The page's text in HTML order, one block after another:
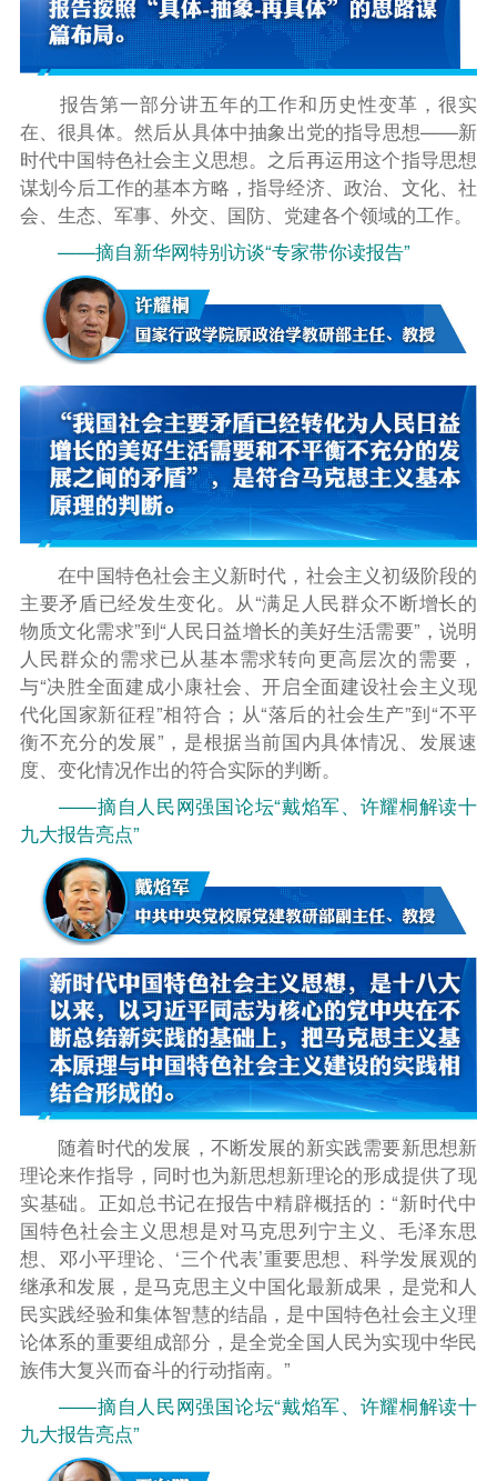
报告第一部分讲五年的工作和历史性变革，很实
在、很具体。然后从具体中抽象出党的指导思想——新
时代中国特色社会主义思想。之后再运用这个指导思想
谋划今后工作的基本方略，指导经济、政治、文化、社
会、生态、军事、外交、国防、党建各个领域的工作。
——摘自新华网特别访谈“专家带你读报告”
在中国特色社会主义新时代，社会主义初级阶段的
主要矛盾已经发生变化。从“满足人民群众不断增长的
物质文化需求”到“人民日益增长的美好生活需要”，说明
人民群众的需求已从基本需求转向更高层次的需要，
与“决胜全面建成小康社会、开启全面建设社会主义现
代化国家新征程”相符合；从“落后的社会生产”到“不平
衡不充分的发展”，是根据当前国内具体情况、发展速
度、变化情况作出的符合实际的判断。
——摘自人民网强国论坛“戴焰军、许耀桐解读十
九大报告亮点”
随着时代的发展，不断发展的新实践需要新思想新
理论来作指导，同时也为新思想新理论的形成提供了现
实基础。正如总书记在报告中精辟概括的：“新时代中
国特色社会主义思想是对马克思列宁主义、毛泽东思
想、邓小平理论、‘三个代表’重要思想、科学发展观的
继承和发展，是马克思主义中国化最新成果，是党和人
民实践经验和集体智慧的结晶，是中国特色社会主义理
论体系的重要组成部分，是全党全国人民为实现中华民
族伟大复兴而奋斗的行动指南。”
——摘自人民网强国论坛“戴焰军、许耀桐解读十
九大报告亮点”